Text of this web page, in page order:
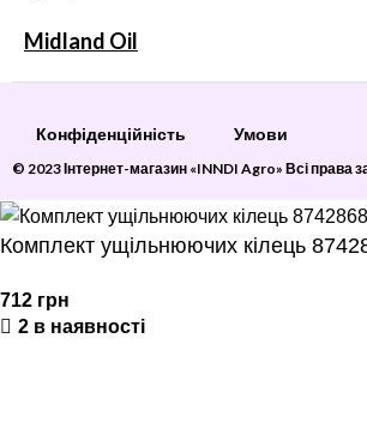
Midland Oil
Конфіденційність Умови
© 2023 Інтернет-магазин «INNDI Agro» Всі права
Комплект ущільнюючих кілець
712 грн
2 в наявності